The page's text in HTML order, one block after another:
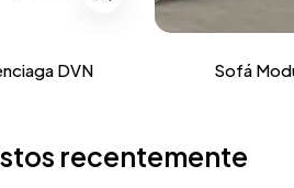
DVN Sofá
recentemente